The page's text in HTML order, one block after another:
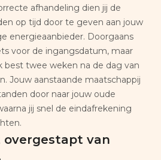
afhandeling dien jij de
op tijd door te geven aan jouw
energieaanbieder. Doorgaans
voor de ingangsdatum, maar
best twee weken na de dag van
Jouw aanstaande maatschappij
door naar jouw oude
jij snel de eindafrekening
overgestapt van